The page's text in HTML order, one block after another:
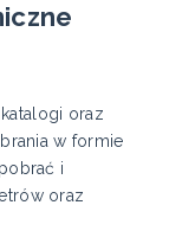
oraz
w formie
i
oraz